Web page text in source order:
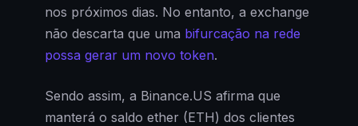
nos próximos dias. No entanto, a exchange
não descarta que uma bifurcação na rede
possa gerar um novo token.
Sendo assim, a Binance.US afirma que
manterá o saldo ether (ETH) dos clientes